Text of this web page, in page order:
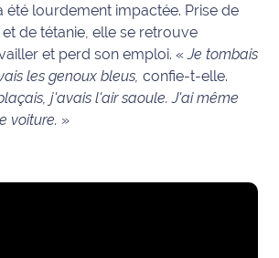
été lourdement impactée. Prise de
de tétanie, elle se retrouve
et perd son emploi. «Je tombais
les genoux bleus,confie-t-elle.
j'avais l'air saoule. J'ai même
voiture. »